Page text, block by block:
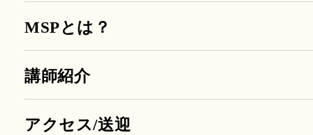
MSPとは？
講師紹介
アクセス/送迎